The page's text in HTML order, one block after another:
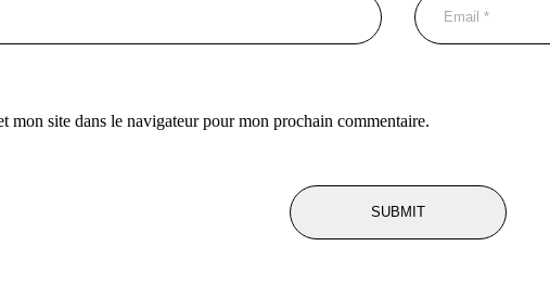
mon site dans le navigateur pour mon prochain commentaire.